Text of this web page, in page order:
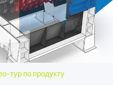
тур по продукту